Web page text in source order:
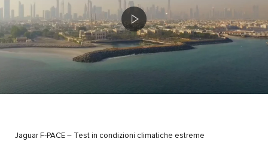
Jaguar F‑PACE – Test in condizioni climatiche estreme